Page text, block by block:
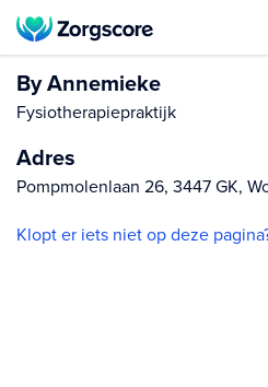
By Annemieke
Fysiotherapiepraktijk
Adres
Pompmolenlaan 26, 3447 GK,
Klopt er iets niet op deze